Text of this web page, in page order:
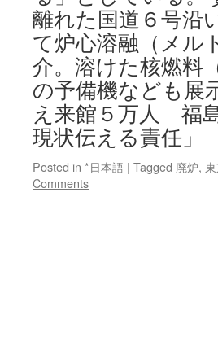
離れた国道６号沿
て炉心溶融（メル
介。溶けた核燃料
の予備機なども展
え来館５万人 福
現状伝える責任」
Posted in *日本語 | Tagged 廃炉,
Comments